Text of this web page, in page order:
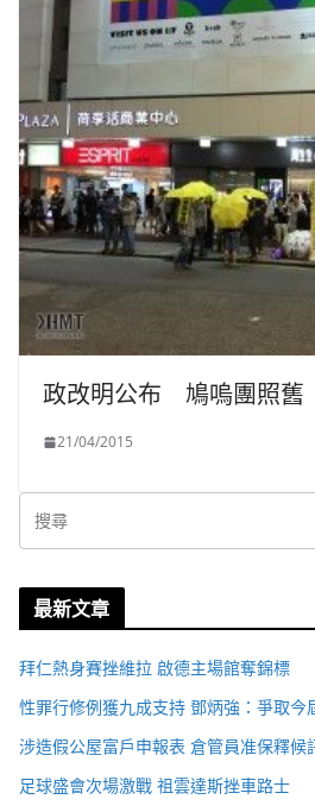
政改明公布 鳩嗚團照舊
21/04/2015
最新文章
拜仁熱身賽挫維拉 啟德主場館奪錦標
性罪行修例獲九成支持 鄧炳強：爭取今
涉造假公屋富戶申報表 倉管員准保釋候
足球盛會次場激戰 祖雲達斯挫車路士